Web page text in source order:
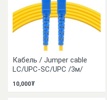
Кабель / Jumper cable
LC/UPC-SC/UPC /3м/
10,000₮